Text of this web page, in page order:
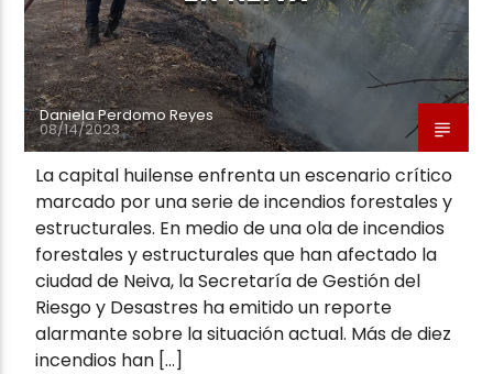
Daniela Perdomo Reyes
08/14/2023
La capital huilense enfrenta un escenario crítico
marcado por una serie de incendios forestales y
estructurales. En medio de una ola de incendios
forestales y estructurales que han afectado la
ciudad de Neiva, la Secretaría de Gestión del
Riesgo y Desastres ha emitido un reporte
alarmante sobre la situación actual. Más de diez
incendios han […]